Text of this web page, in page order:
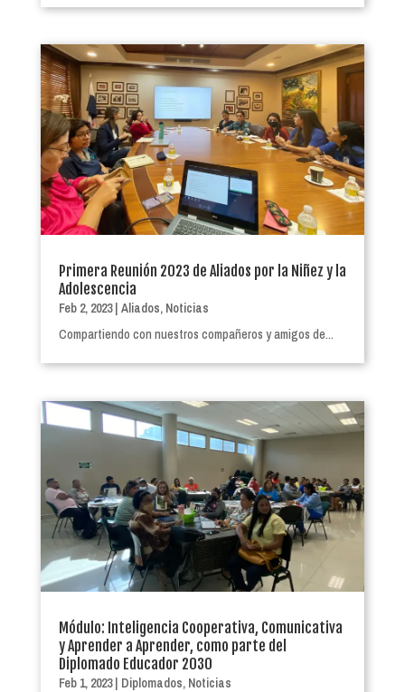
Primera Reunión 2023 de Aliados por la Niñez y la
Adolescencia
Feb 2, 2023| Aliados, Noticias
Compartiendo con nuestros compañeros y amigos de...
Módulo: Inteligencia Cooperativa, Comunicativa
y Aprender a Aprender, como parte del
Diplomado Educador 2030
Feb 1, 2023| Diplomados, Noticias